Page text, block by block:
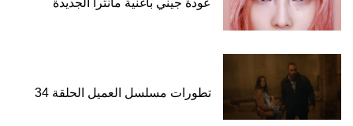
عودة جيني بأغنية مانترا الجديدة
تطورات مسلسل العميل الحلقة 34